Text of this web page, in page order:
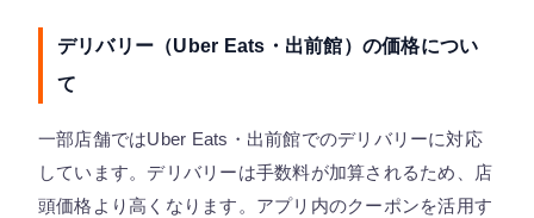
デリバリー（Uber Eats・出前館）の価格につい
て
一部店舗ではUber Eats・出前館でのデリバリーに対応
しています。デリバリーは手数料が加算されるため、店
頭価格より高くなります。アプリ内のクーポンを活用す